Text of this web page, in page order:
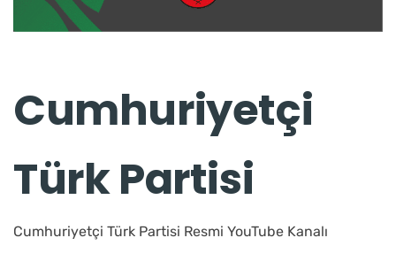
Cumhuriyetçi
Türk Partisi
Cumhuriyetçi Türk Partisi Resmi YouTube Kanalı